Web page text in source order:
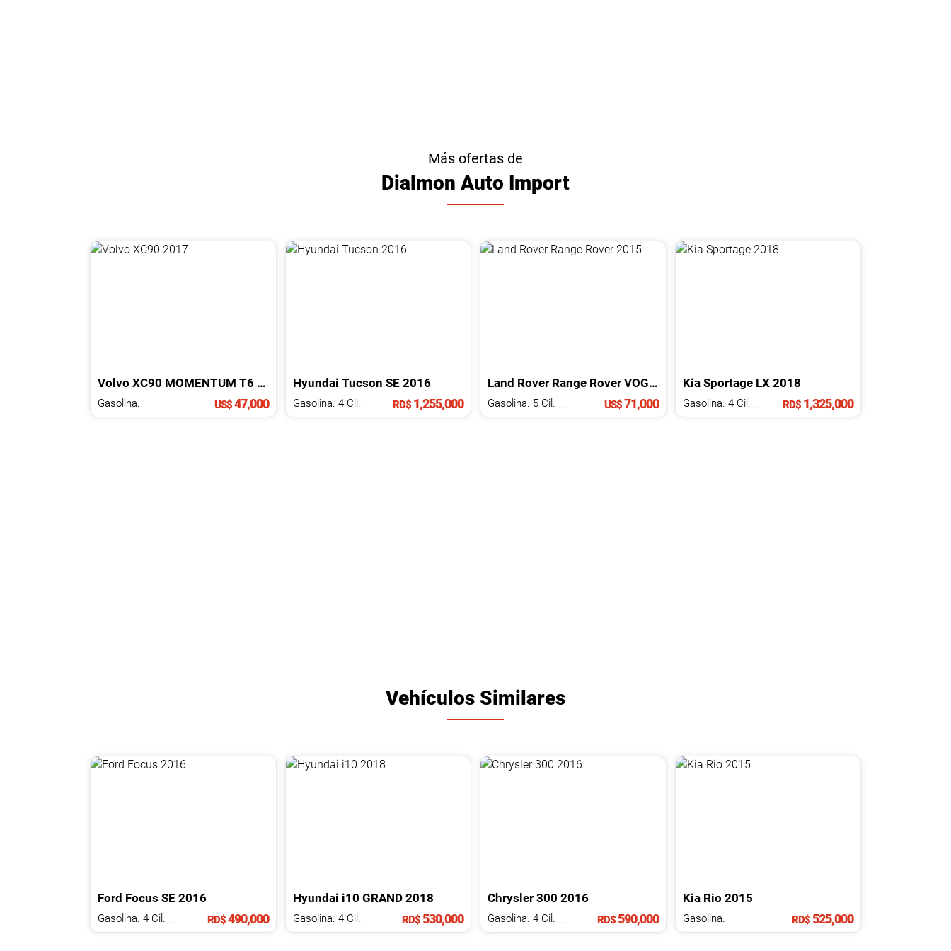
Más ofertas de
Dialmon Auto Import
Volvo XC90 MOMENTUM T6 2017
Gasolina. US$47,000
Hyundai Tucson SE 2016
2.5 LRD$ 1,255,000
Land Rover Range Rover VOGUE SUPERCHARGED 2015
US$71,000
Kia Sportage LX 2018
2.0 LRD$ 1,325,000
Vehículos Similares
Ford Focus SE 2016
RD$490,000
Hyundai i10 GRAND 2018
RD$530,000
Chrysler 300 2016
RD$590,000
Kia Rio 2015
Gasolina. RD$525,000